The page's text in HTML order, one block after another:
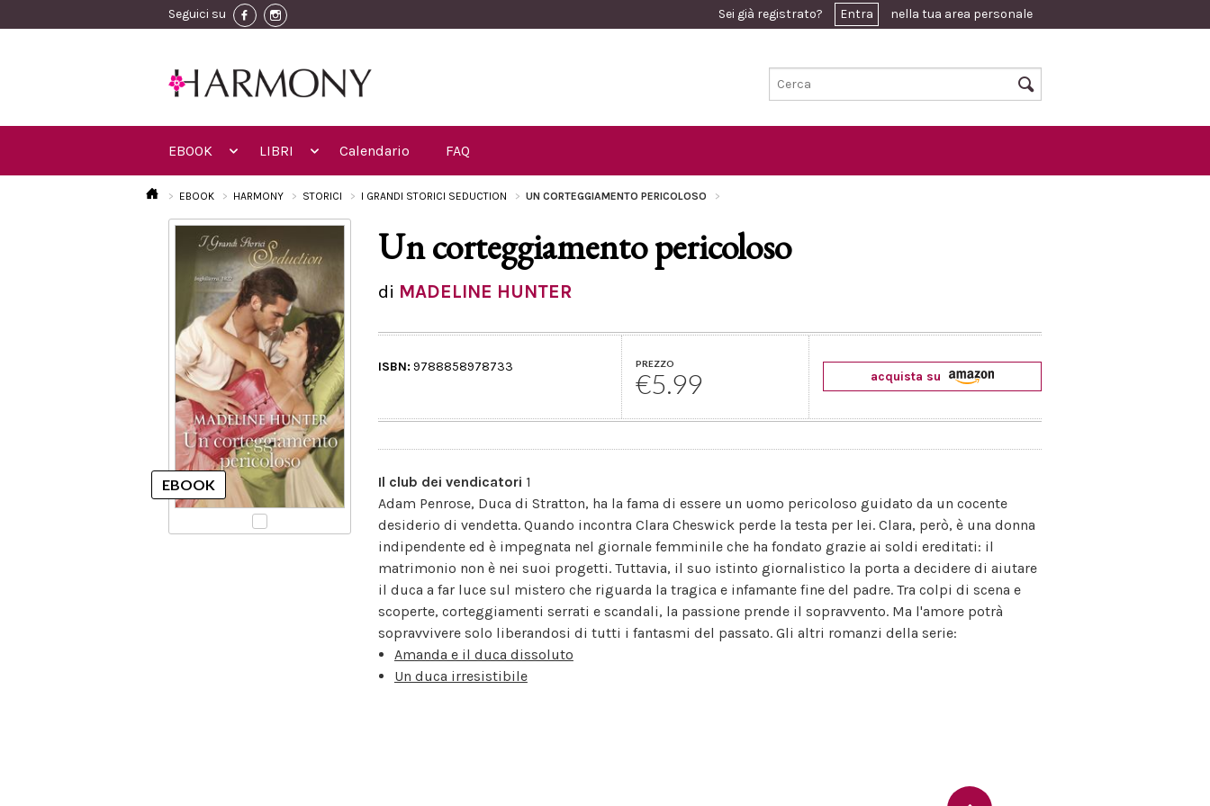
Seguici su Sei già registrato? Entra nella tua area personale
EBOOK LIBRI Calendario FAQ
EBOOK HARMONY STORICI I GRANDI STORICI SEDUCTION UN CORTEGGIAMENTO PERICOLOSO
Un corteggiamento pericoloso
di MADELINE HUNTER
ISBN: 9788858978733 PREZZO
€5.99 acquista su
Il club dei vendicatori 1
Adam Penrose, Duca di Stratton, ha la fama di essere un uomo pericoloso guidato da un cocente
desiderio di vendetta. Quando incontra Clara Cheswick perde la testa per lei. Clara, però, è una donna
indipendente ed è impegnata nel giornale femminile che ha fondato grazie ai soldi ereditati: il
matrimonio non è nei suoi progetti. Tuttavia, il suo istinto giornalistico la porta a decidere di aiutare
il duca a far luce sul mistero che riguarda la tragica e infamante fine del padre. Tra colpi di scena e
scoperte, corteggiamenti serrati e scandali, la passione prende il sopravvento. Ma l'amore potrà
sopravvivere solo liberandosi di tutti i fantasmi del passato. Gli altri romanzi della serie:
Amanda e il duca dissoluto
Un duca irresistibile